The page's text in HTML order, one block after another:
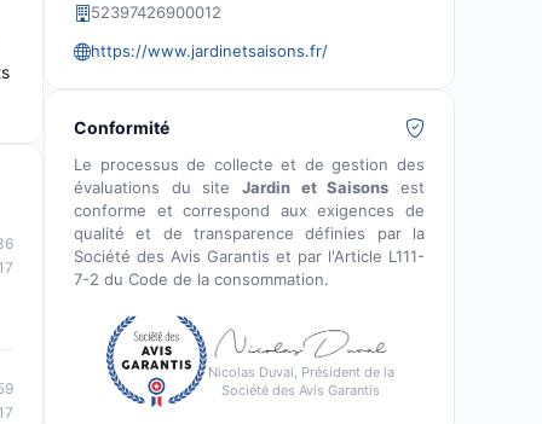
52397426900012
https://www.jardinetsaisons.fr/
Conformité
Le processus de collecte et de gestion des
évaluations du site Jardin et Saisons est
conforme et correspond aux exigences de
qualité et de transparence définies par la
Société des Avis Garantis et par l'Article L111-
7-2 du Code de la consommation.
Nicolas Duval, Président de la
Société des Avis Garantis